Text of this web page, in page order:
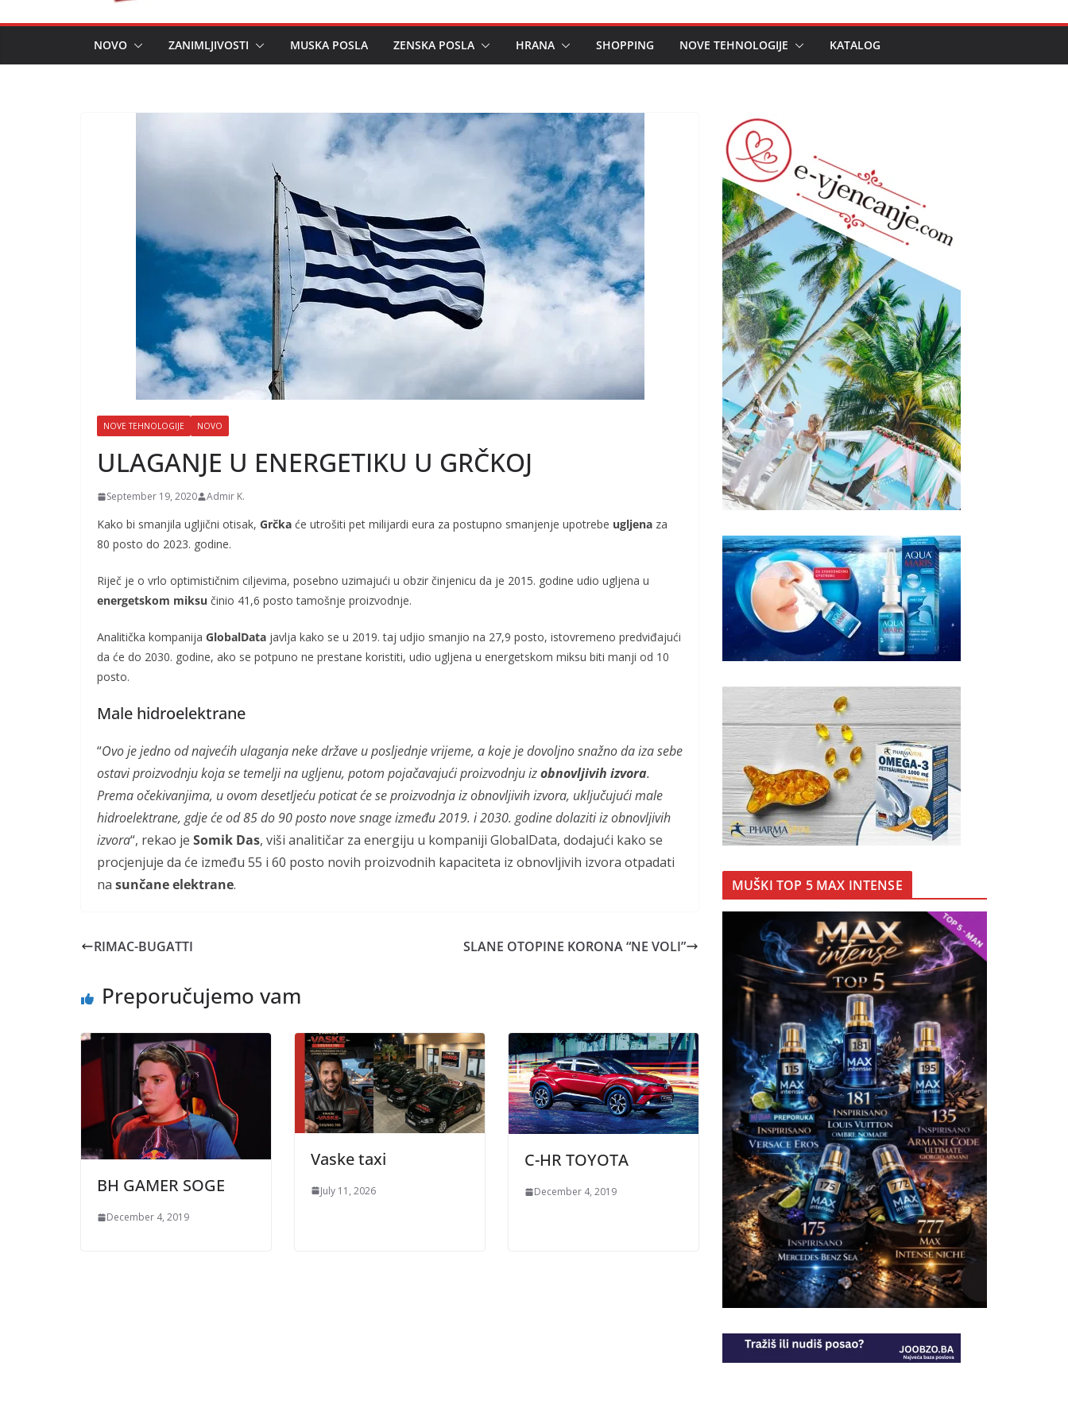
NOVO ZANIMLJIVOSTI MUSKA POSLA ZENSKA POSLA HRANA SHOPPING NOVE TEHNOLOGIJE KATALOG
NOVE TEHNOLOGIJE NOVO
ULAGANJE U ENERGETIKU U GRČKOJ
September 19, 2020 Admir K.
Kako bi smanjila ugljični otisak, Grčka će utrošiti pet milijardi eura za postupno smanjenje upotrebe ugljena za
80 posto do 2023. godine.
Riječ je o vrlo optimističnim ciljevima, posebno uzimajući u obzir činjenicu da je 2015. godine udio ugljena u
energetskom miksu činio 41,6 posto tamošnje proizvodnje.
Analitička kompanija GlobalData javlja kako se u 2019. taj udjio smanjio na 27,9 posto, istovremeno predviđajući
da će do 2030. godine, ako se potpuno ne prestane koristiti, udio ugljena u energetskom miksu biti manji od 10
posto.
Male hidroelektrane
“Ovo je jedno od najvećih ulaganja neke države u posljednje vrijeme, a koje je dovoljno snažno da iza sebe
ostavi proizvodnju koja se temelji na ugljenu, potom pojačavajući proizvodnju izobnovljivih izvora.
Prema očekivanjima, u ovom desetljeću poticat će se proizvodnja iz obnovljivih izvora, uključujući male
hidroelektrane, gdje će od 85 do 90 posto nove snage između 2019. i 2030. godine dolaziti iz obnovljivih
izvora“, rekao je Somik Das, viši analitičar za energiju u kompaniji GlobalData, dodajući kako se
procjenjuje da će između 55 i 60 posto novih proizvodnih kapaciteta iz obnovljivih izvora otpadati
na sunčane elektrane.
RIMAC-BUGATTI SLANE OTOPINE KORONA “NE VOLI”
Preporučujemo vam
BH GAMER SOGE
December 4, 2019
Vaske taxi
July 11, 2026
C-HR TOYOTA
December 4, 2019
MUŠKI TOP 5 MAX INTENSE